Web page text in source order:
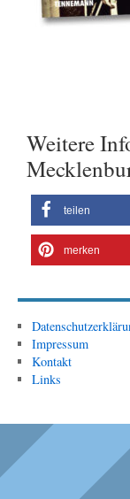
Weitere
teilen
merken
Impressum
Kontakt
Links